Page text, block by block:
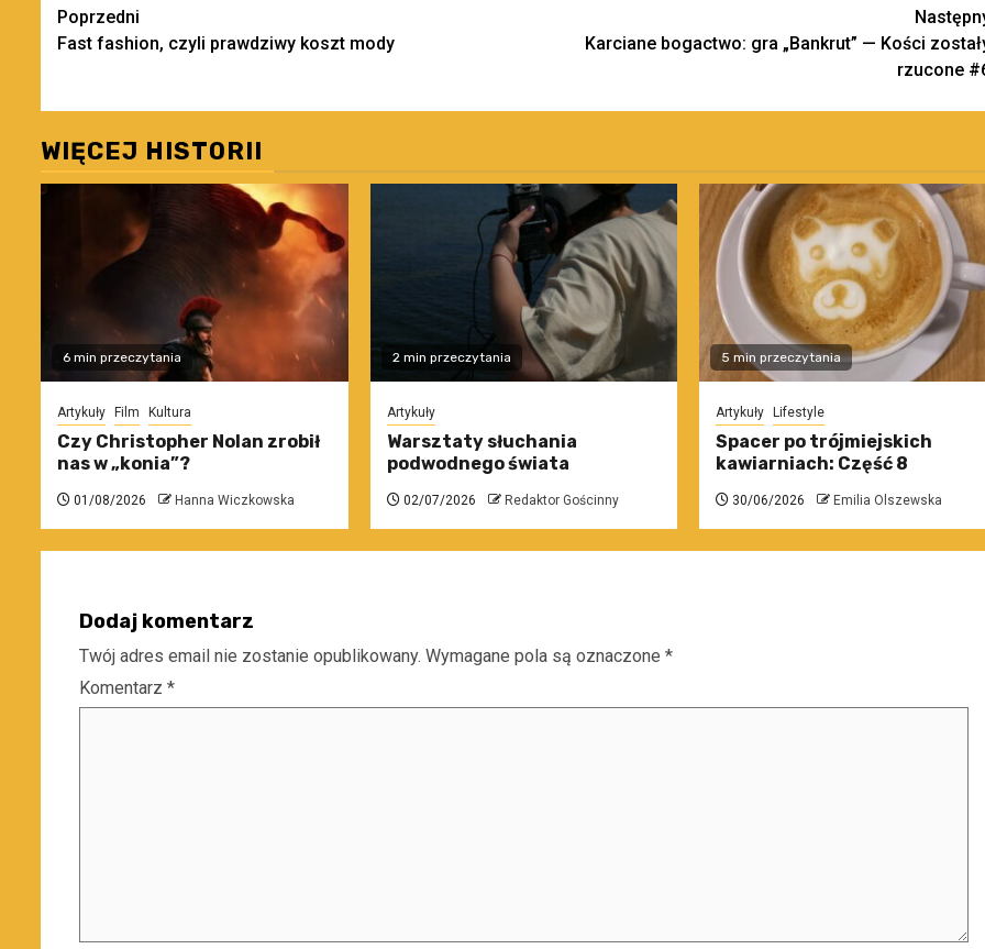
Zobacz
wpisy
Poprzedni
Fast fashion, czyli prawdziwy koszt mody
Karciane bogactwo: gra „Bankrut” — Kości
rzucone
WIĘCEJ HISTORII
6 min przeczytania
Artykuły Film Kultura
Czy Christopher Nolan zrobił
nas w „konia”?
01/08/2026 Hanna Wiczkowska
2 min przeczytania
Artykuły
Warsztaty słuchania
podwodnego świata
02/07/2026 Redaktor Gościnny
5 min przeczytania
Artykuły Lifestyle
Spacer po trójmiejskich
kawiarniach: Część 8
30/06/2026 Emilia Olszewska
Dodaj komentarz
Twój adres email nie zostanie opublikowany. Wymagane pola są oznaczone *
Komentarz *